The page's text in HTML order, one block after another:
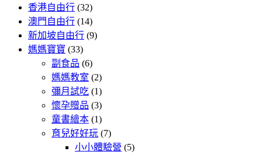
香港自由行 (32)
澳門自由行 (14)
新加坡自由行 (9)
媽媽寶寶 (33)
副食品 (6)
媽媽教室 (2)
彌月試吃 (1)
懷孕贈品 (3)
童書繪本 (1)
育兒好好玩 (7)
小小體驗營 (5)